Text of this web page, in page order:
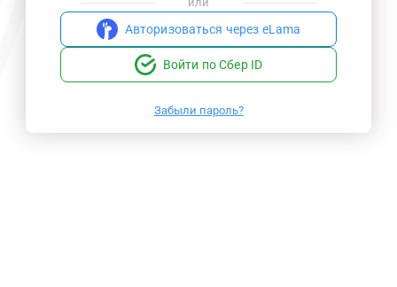
Авторизоваться через eLama
Войти по Сбер ID
Забыли пароль?